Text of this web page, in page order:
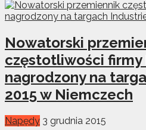
Nowatorski
częstotliwości firmy
nagrodzony na
2015 w Niemczech
Napędy 3 grudnia 2015